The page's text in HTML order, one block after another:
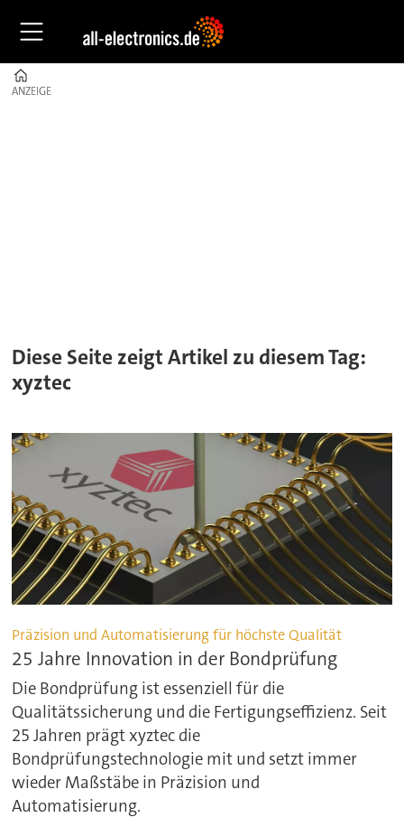
ANZEIGE
ANZEIGE
Diese Seite zeigt Artikel zu diesem Tag:
xyztec
Präzision und Automatisierung für höchste Qualität
25 Jahre Innovation in der Bondprüfung
Die Bondprüfung ist essenziell für die
Qualitätssicherung und die Fertigungseffizienz. Seit
25 Jahren prägt xyztec die
Bondprüfungstechnologie mit und setzt immer
wieder Maßstäbe in Präzision und
Automatisierung.